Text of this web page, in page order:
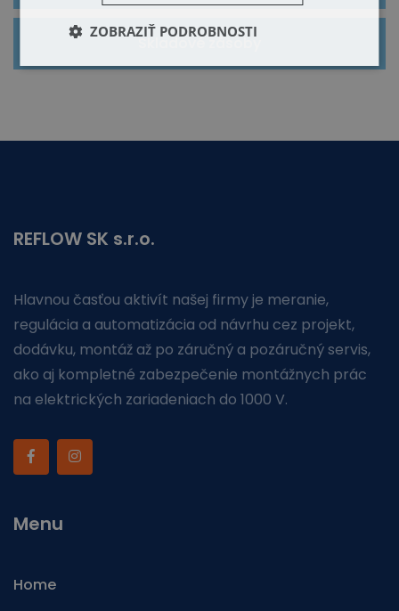
Skladové zásoby
REFLOW SK s.r.o.
Hlavnou časťou aktivít našej firmy je meranie,
regulácia a automatizácia od návrhu cez projekt,
dodávku, montáž až po záručný a pozáručný servis,
ako aj kompletné zabezpečenie montážnych prác
na elektrických zariadeniach do 1000 V.
Menu
Home
ZOBRAZIŤ PODROBNOSTI